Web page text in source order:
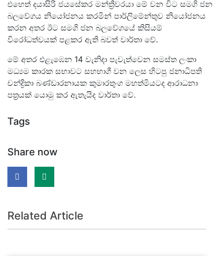
එහෙත් දයාසිරි ජයසේකර මන්ත්‍රීවරයා මේ වන විට සමගි ජන
බලවේගය නියෝජනය කරමින් පාර්ලිමේන්තුව නියෝජනය
කරන අතර ඊට සමගි ජන බලවේගයේ කිසියම්
විරෝධත්වයක් පළකර ඇති බවත් වාර්තා වේ.
මේ අතර එළැඹෙන 14 වැනිදා පැවැත්වෙන සමස්ත ලංකා
මධ්‍යම කාරක සභාවට සහභාගී වන ලෙස හිටපු ජනාධිපති
චන්ද්‍රිකා බණ්ඩාරනායක කුමාරතුංග මහත්මියටද ආරාධනා
පත්‍රයක් යොමු කර ඇතැයිද වාර්තා වේ.
Tags
Share now
Related Article